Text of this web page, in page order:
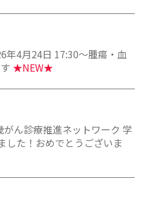
4月24日 17:30～腫瘍・血
★NEW★
ん診療推進ネットワーク 学
した！おめでとうございま